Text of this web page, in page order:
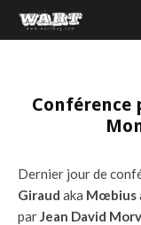
Conférence
Dernier jour de
Giraud aka Mœbius
parJean David